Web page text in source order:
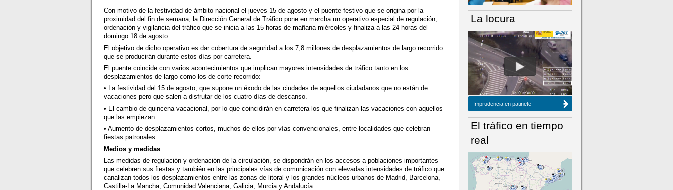
Con motivo de la festividad de ámbito nacional el jueves 15 de agosto y el puente festivo que se origina por la
proximidad del fin de semana, la Dirección General de Tráfico pone en marcha un operativo especial de regulación,
ordenación y vigilancia del tráfico que se inicia a las 15 horas de mañana miércoles y finaliza a las 24 horas del
domingo 18 de agosto.
El objetivo de dicho operativo es dar cobertura de seguridad a los 7,8 millones de desplazamientos de largo recorrido
que se producirán durante estos días por carretera.
El puente coincide con varios acontecimientos que implican mayores intensidades de tráfico tanto en los
desplazamientos de largo como los de corte recorrido:
• La festividad del 15 de agosto; que supone un éxodo de las ciudades de aquellos ciudadanos que no están de
vacaciones pero que salen a disfrutar de los cuatro días de descanso.
• El cambio de quincena vacacional, por lo que coincidirán en carretera los que finalizan las vacaciones con aquellos
que las empiezan.
• Aumento de desplazamientos cortos, muchos de ellos por vías convencionales, entre localidades que celebran
fiestas patronales.
Medios y medidas
Las medidas de regulación y ordenación de la circulación, se dispondrán en los accesos a poblaciones importantes
que celebren sus fiestas y también en las principales vías de comunicación con elevadas intensidades de tráfico que
canalizan todos los desplazamientos entre las zonas de litoral y los grandes núcleos urbanos de Madrid, Barcelona,
Castilla-La Mancha, Comunidad Valenciana, Galicia, Murcia y Andalucía.
NÚMERO ACTUAL HEMEROTECA
La locura
Imprudencia en patinete
El tráfico en tiempo
real